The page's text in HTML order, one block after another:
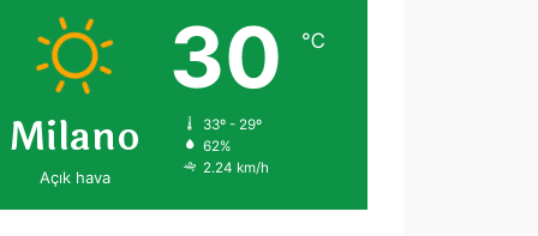
Milano
Açık hava
30 ℃
33º - 29º
62%
2.24 km/h